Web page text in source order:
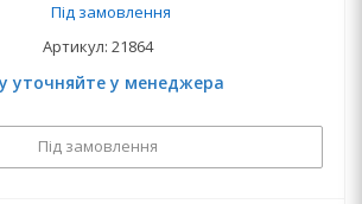
Під замовлення
Артикул: 21864
уточняйте у менеджера
Під замовлення